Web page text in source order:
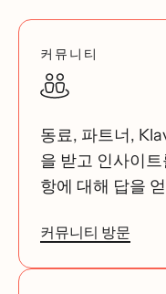
커뮤니티
동료, 파트너,
을 받고 인사이
항에 대해 답을
커뮤니티 방문